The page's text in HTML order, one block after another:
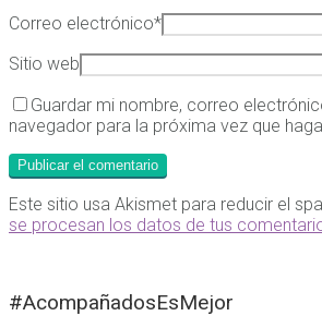
Correo electrónico*
Sitio web
Guardar mi nombre, correo
navegador para la próxima vez que
Este sitio usa Akismet para reducir el
se procesan los datos de tus
#AcompañadosEsMejor